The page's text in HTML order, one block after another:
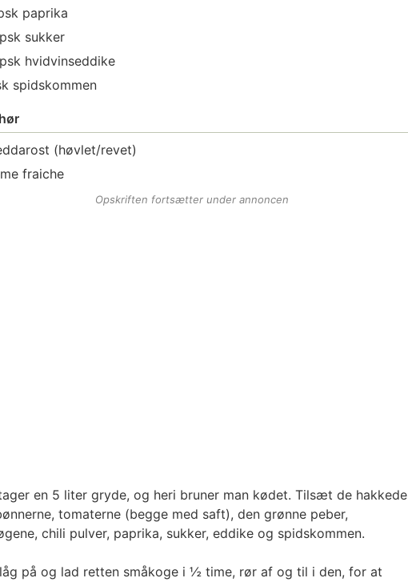
paprika
sukker
hvidvinseddike
spidskommen
(høvlet/revet)
fraiche
Opskriften fortsætter under annoncen
en 5 liter gryde, og heri bruner man kødet. Tilsæt de hakkede
tomaterne (begge med saft), den grønne peber,
chili pulver, paprika, sukker, eddike og spidskommen.
på og lad retten småkoge i ½ time, rør af og til i den, for at